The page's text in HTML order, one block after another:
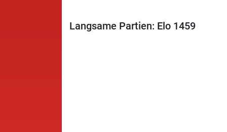
Langsame Partien: Elo 1459